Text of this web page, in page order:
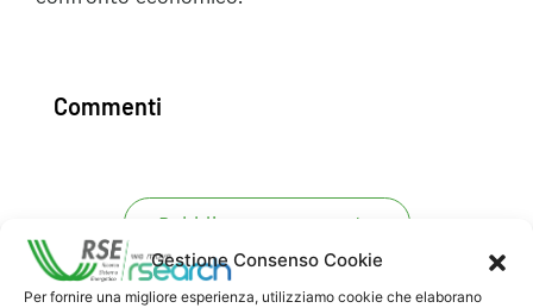
Gestione Consenso Cookie
Per fornire una migliore esperienza, utilizziamo cookie che elaborano
Commenti
Pubblica un commento